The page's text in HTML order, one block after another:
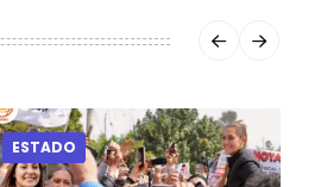
ESTADO